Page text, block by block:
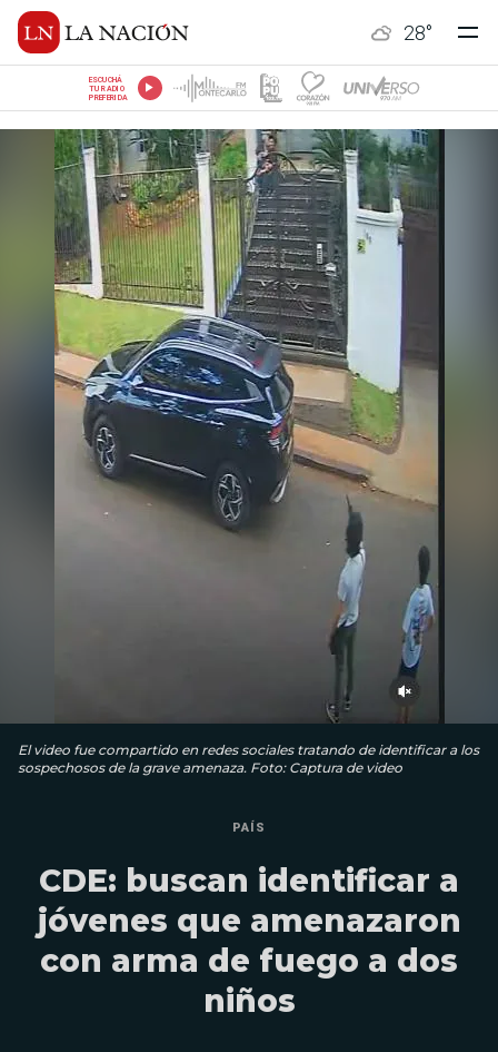
28°
ESCUCHÁ
TU RADIO
PREFERIDA
El video fue compartido en redes sociales tratando de identificar a los
sospechosos de la grave amenaza. Foto: Captura de video
PAÍS
CDE: buscan identificar a
jóvenes que amenazaron
con arma de fuego a dos
niños